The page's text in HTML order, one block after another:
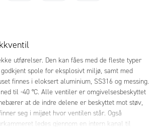
utførelser. Den kan fåes med de fleste typer
godkjent spole for eksplosivt miljø, samt med
finnes i eloksert aluminium, SS316 og messing.
til -40 °C. Alle ventiler er omgivelsesbeskyttet
at de indre delene er beskyttet mot støv,
seg i mijøet hvor ventilen står. Også
ledes gjennom en intern kanal til